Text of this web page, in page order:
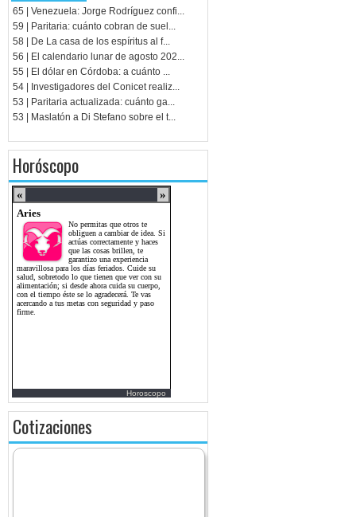
65 | Venezuela: Jorge Rodríguez confi...
59 | Paritaria: cuánto cobran de suel...
58 | De La casa de los espíritus al f...
56 | El calendario lunar de agosto 202...
55 | El dólar en Córdoba: a cuánto ...
54 | Investigadores del Conicet realiz...
53 | Paritaria actualizada: cuánto ga...
53 | Maslatón a Di Stefano sobre el t...
Horóscopo
Horoscopo
Cotizaciones